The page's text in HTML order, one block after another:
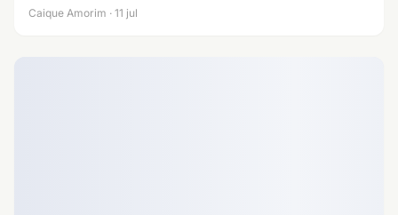
Caique Amorim · 11 jul